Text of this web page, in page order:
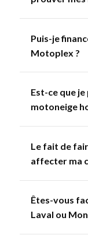
Puis-je
Motoplex ?
Est-ce que
motoneige
Le fait de
affecter ma
Êtes-vous
Laval ou